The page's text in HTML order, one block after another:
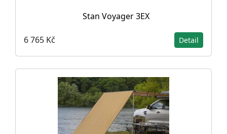
Stan Voyager 3EX
6 765 Kč Detail